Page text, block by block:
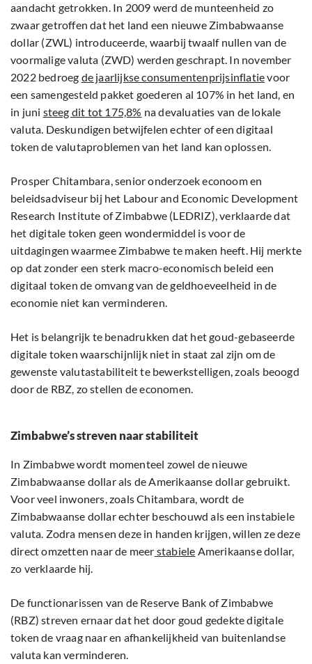
aandacht getrokken. In 2009 werd de munteenheid zo
zwaar getroffen dat het land een nieuwe Zimbabwaanse
dollar (ZWL) introduceerde, waarbij twaalf nullen van de
voormalige valuta (ZWD) werden geschrapt. In november
2022 bedroeg de jaarlijkse consumentenprijsinflatievoor
een samengesteld pakket goederen al 107% in het land, en
in juni steeg dit tot 175,8% na devaluaties van de lokale
valuta. Deskundigen betwijfelen echter of een digitaal
token de valutaproblemen van het land kan oplossen.
Prosper Chitambara, senior onderzoek econoom en
beleidsadviseur bij het Labour and Economic Development
Research Institute of Zimbabwe (LEDRIZ), verklaarde dat
het digitale token geen wondermiddel is voor de
uitdagingen waarmee Zimbabwe te maken heeft. Hij merkte
op dat zonder een sterk macro-economisch beleid een
digitaal token de omvang van de geldhoeveelheid in de
economie niet kan verminderen.
Het is belangrijk te benadrukken dat het goud-gebaseerde
digitale token waarschijnlijk niet in staat zal zijn om de
gewenste valutastabiliteit te bewerkstelligen, zoals beoogd
door de RBZ, zo stellen de economen.
Zimbabwe’s streven naar stabiliteit
In Zimbabwe wordt momenteel zowel de nieuwe
Zimbabwaanse dollar als de Amerikaanse dollar gebruikt.
Voor veel inwoners, zoals Chitambara, wordt de
Zimbabwaanse dollar echter beschouwd als een instabiele
valuta. Zodra mensen deze in handen krijgen, willen ze deze
direct omzetten naar de meer stabiele Amerikaanse dollar,
zo verklaarde hij.
De functionarissen van de Reserve Bank of Zimbabwe
(RBZ) streven ernaar dat het door goud gedekte digitale
token de vraag naar en afhankelijkheid van buitenlandse
valuta kan verminderen.